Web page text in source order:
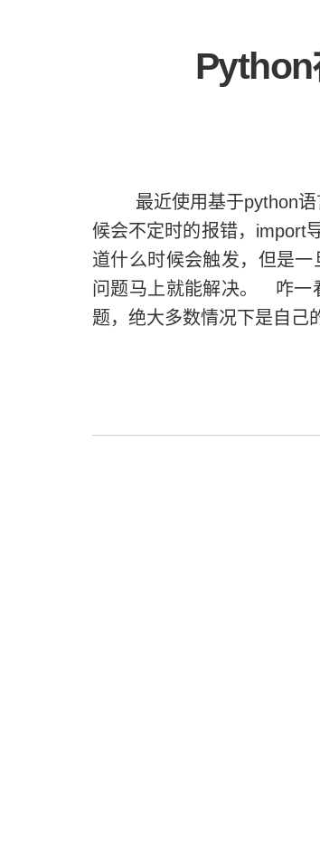
最近使用基于python语言
候会不定时的报错，import
道什么时候会触发，但是
问题马上就能解决。 咋一
题，绝大多数情况下是自